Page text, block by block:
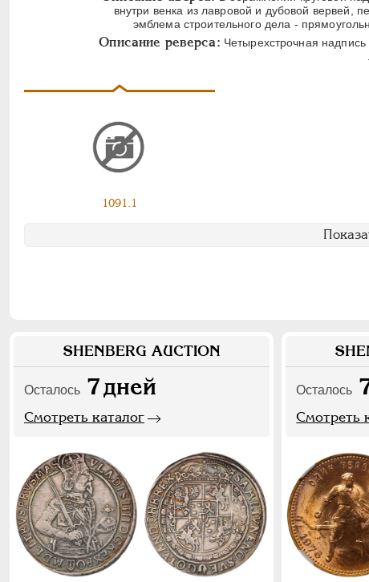
внутри венка из лавровой и дубовой вервей,
эмблема строительного дела -
Описание реверса: Четырехстрочная
1091.1
SHENBERG AUCTION
Осталось 7дней
Смотреть каталог
Осталось
Смотреть